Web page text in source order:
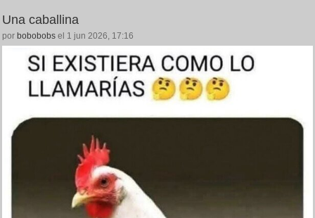
Una caballina
por bobobobs el 1 jun 2026, 17:16